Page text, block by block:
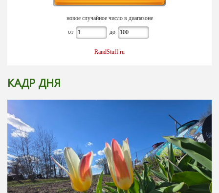
новое случайное число в диапазоне
от до
RandStuff.ru
КАДР ДНЯ